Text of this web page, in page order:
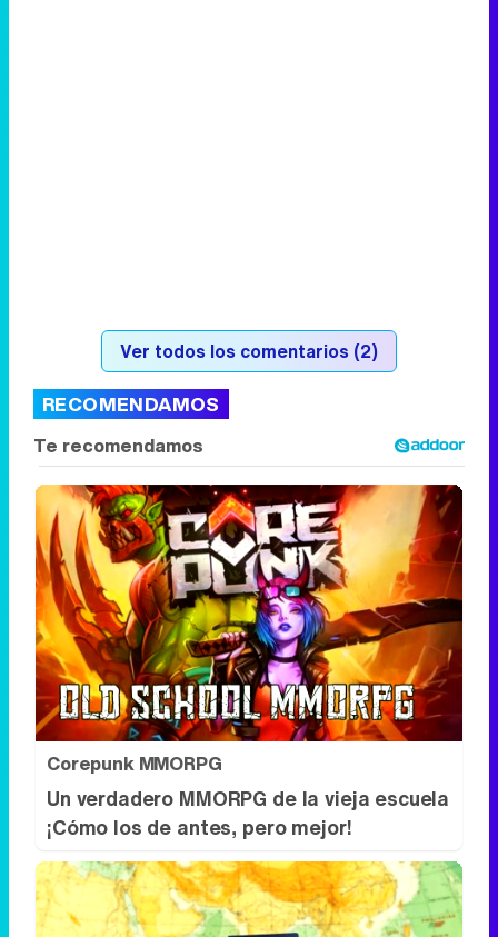
Ver todos los comentarios (2)
RECOMENDAMOS
Corepunk MMORPG
Un verdadero MMORPG de la vieja escuela
¡Cómo los de antes, pero mejor!